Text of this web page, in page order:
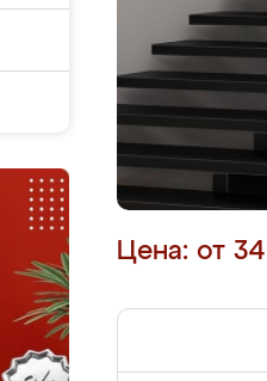
Цена: от